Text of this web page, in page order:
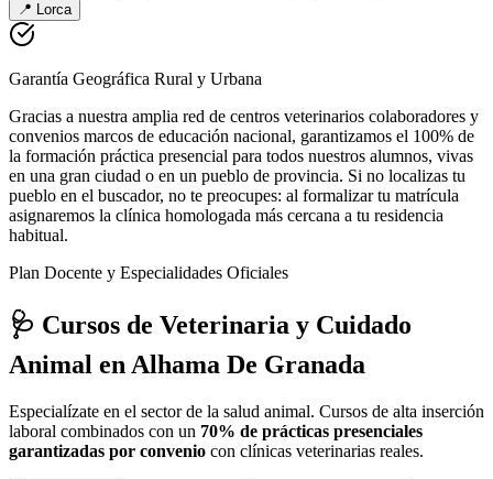
📍 Lorca
Garantía Geográfica Rural y Urbana
Gracias a nuestra amplia red de centros veterinarios colaboradores y
convenios marcos de educación nacional, garantizamos el 100% de
la formación práctica presencial para todos nuestros alumnos, vivas
en una gran ciudad o en un pueblo de provincia. Si no localizas tu
pueblo en el buscador, no te preocupes: al formalizar tu matrícula
asignaremos la clínica homologada más cercana a tu residencia
habitual.
Plan Docente y Especialidades Oficiales
🩺 Cursos de Veterinaria y Cuidado
Animal en Alhama De Granada
Especialízate en el sector de la salud animal. Cursos de alta inserción
laboral combinados con un 70% de prácticas presenciales
garantizadas por convenio con clínicas veterinarias reales.